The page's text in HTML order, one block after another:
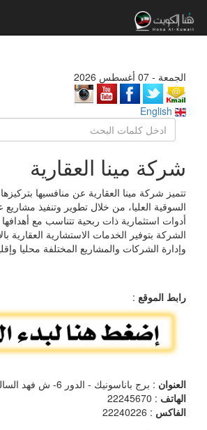
الجمعة - 07 أغسطس 2026
شركة مينا العقارية
تتميز شركة مينا العقارية عن منافسيها
السوقية العليا، من خلال تطوير وتنفيذ مشاريع
أدوات استثمارية ذات ربحية تتناسب مع
الشركة بتوفير الخدمات الاستشارية العقارية
وإدارة الشركات والمشاريع المختلفة محليا
رابط الموقع :
العنوان : برج باناسونيك - الدور 6- ش فهد السالم -القبلة
الهاتف : 22245670
الفاكس : 22240226